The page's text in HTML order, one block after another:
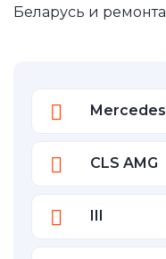
Беларусь и
CLS AMG
III